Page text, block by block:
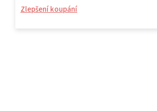
Zlepšení koupání